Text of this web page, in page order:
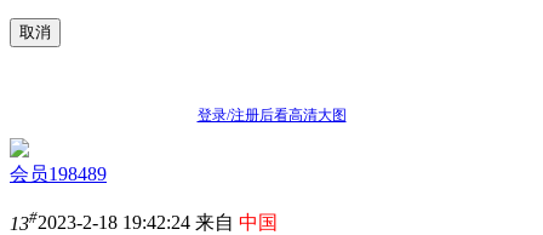
取消
登录/注册后看高清大图
会员198489
13#2023-2-18 19:42:24 来自 中国